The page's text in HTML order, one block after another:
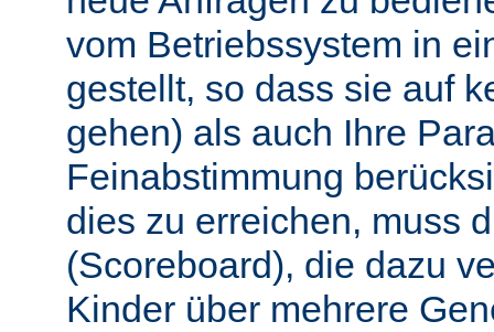
vom Betriebssystem in
gestellt, so dass sie auf
gehen) als auch Ihre
Feinabstimmung
dies zu erreichen, muss
(Scoreboard), die dazu
Kinder über mehrere